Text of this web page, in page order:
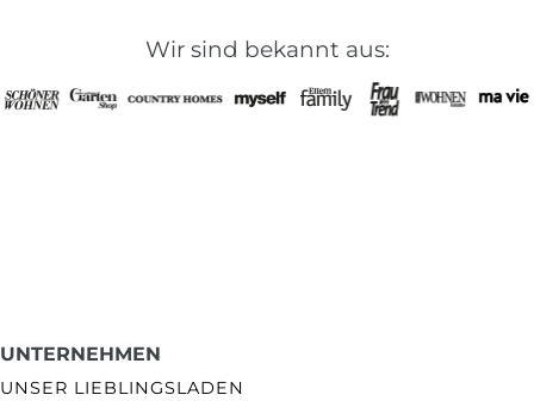
Wir sind bekannt aus:
UNTERNEHMEN
UNSER LIEBLINGSLADEN